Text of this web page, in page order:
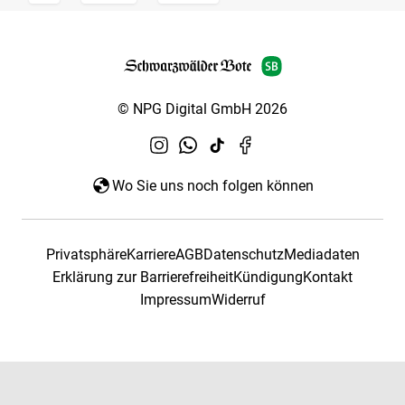
© NPG Digital GmbH 2026
Wo Sie uns noch folgen können
PrivatsphäreKarriereAGBDatenschutzMediadaten
Erklärung zur BarrierefreiheitKündigungKontakt
ImpressumWiderruf